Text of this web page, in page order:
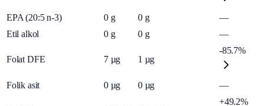
EPA (20:5 n-3) 0 g 0 g
—
Etil alkol
0 g 0 g —
Folat DFE 7 µg 1 µg
-85.7%
Folik asit 0 µg 0 µg —
+49.2%